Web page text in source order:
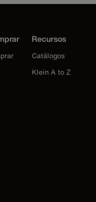
Recursos
Catálogos
Klein A to Z